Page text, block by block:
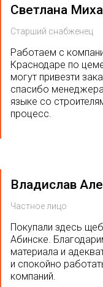
Светлана
Старший снабженец
Работаем с
Краснодаре по
могут привезти
спасибо
языке со
процесс.
Владислав
Частное лицо
Покупали здесь
Абинске.
материала и
и спокойно
компаний.